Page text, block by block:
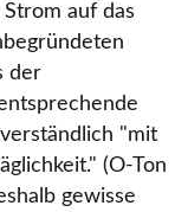
auf das
der
mit
(O-Ton
gewisse